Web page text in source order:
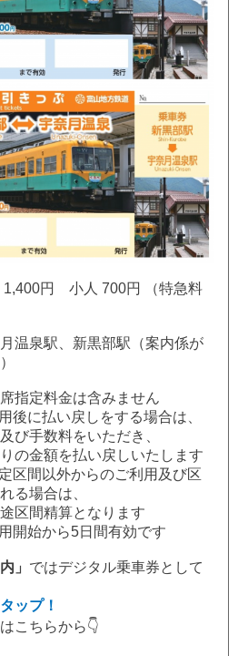
円 小人 700円 （特急料
泉駅、新黒部駅（案内係が
定料金は含みません
しをする場合は、
び手数料をいただき、
い戻しいたします
らのご利用及び区
る場合は、
となります
5日間有効です
」 ではデジタル乗車券として
ップ！
こちらから👇